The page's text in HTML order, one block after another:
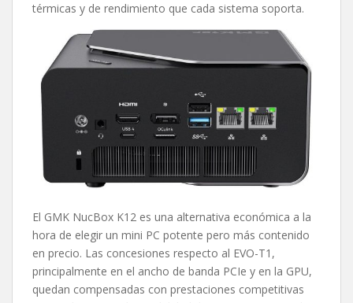
térmicas y de rendimiento que cada sistema soporta.
El GMK NucBox K12 es una alternativa económica a la
hora de elegir un mini PC potente pero más contenido
en precio. Las concesiones respecto al EVO-T1,
principalmente en el ancho de banda PCIe y en la GPU,
quedan compensadas con prestaciones competitivas